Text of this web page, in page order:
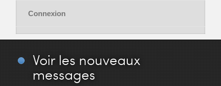
Connexion
Voir les nouveaux
messages